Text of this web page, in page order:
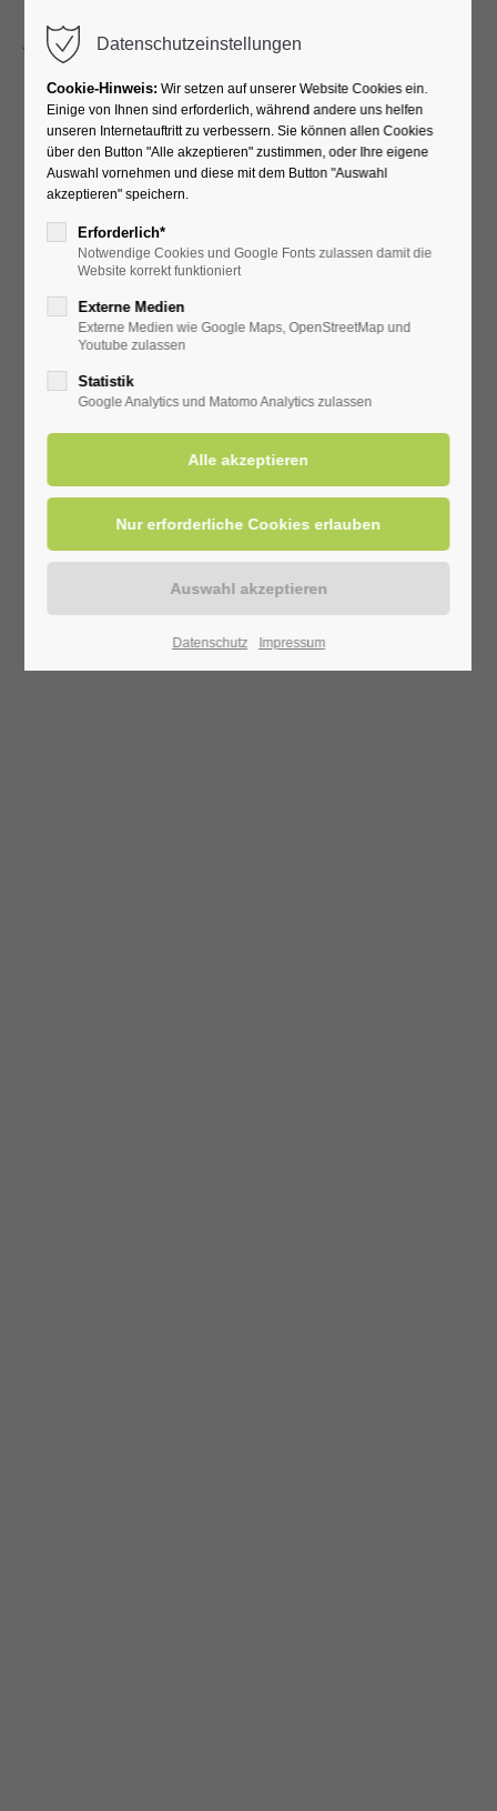
Datenschutzeinstellungen
Cookie-Hinweis: Wir setzen auf unserer Website Cookies ein.
Einige von Ihnen sind erforderlich, während andere uns helfen
unseren Internetauftritt zu verbessern. Sie können allen Cookies
über den Button "Alle akzeptieren" zustimmen, oder Ihre eigene
Auswahl vornehmen und diese mit dem Button "Auswahl
akzeptieren" speichern.
Erforderlich*
Notwendige Cookies und Google Fonts zulassen damit die
Website korrekt funktioniert
Externe Medien
Externe Medien wie Google Maps, OpenStreetMap und
Youtube zulassen
Statistik
Google Analytics und Matomo Analytics zulassen
Datenschutz Impressum